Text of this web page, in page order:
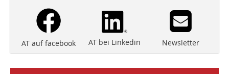
AT auf facebook AT bei Linkedin Newsletter